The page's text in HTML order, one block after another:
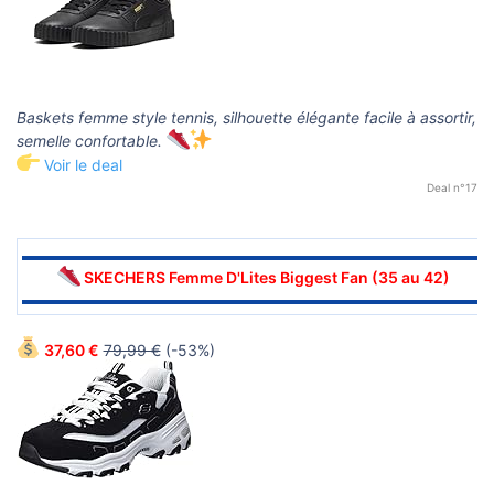
Baskets femme style tennis, silhouette élégante facile à assortir,
semelle confortable.
Voir le deal
Deal n°17
▬▬▬▬▬▬▬▬▬▬▬▬▬▬▬▬▬▬▬▬▬▬▬▬▬▬▬▬▬▬
SKECHERS Femme D'Lites Biggest Fan (35 au 42)
▬▬▬▬▬▬▬▬▬▬▬▬▬▬▬▬▬▬▬▬▬▬▬▬▬▬▬▬▬▬
37,60 € 79,99 €(-53%)